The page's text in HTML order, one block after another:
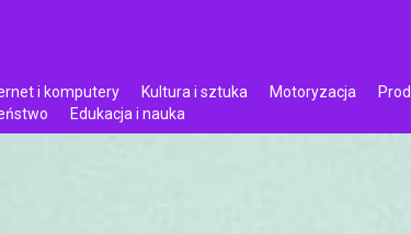
i komputery Kultura i sztuka Motoryzacja
Edukacja i nauka